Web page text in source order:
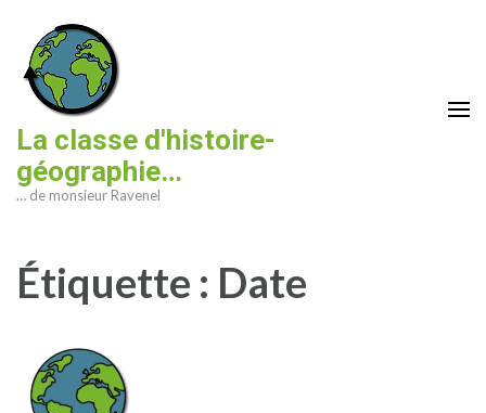
contenu
(Pressez
Entrée)
La classe d'histoire-
géographie…
… de monsieur Ravenel
Étiquette : Date